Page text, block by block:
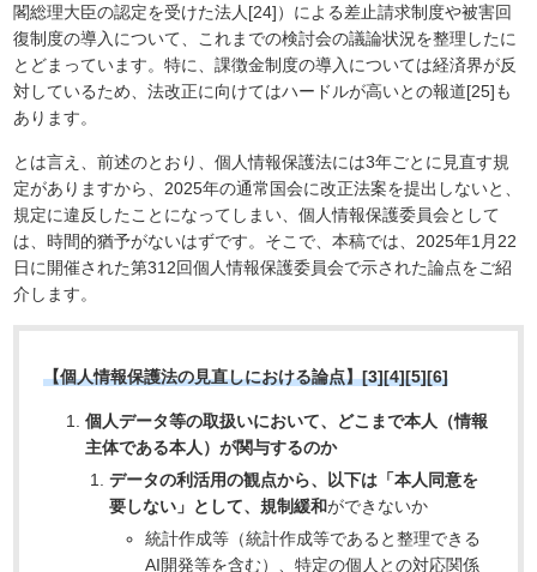
閣総理大臣の認定を受けた法人[24]）による差止請求制度や被害回
復制度の導入について、これまでの検討会の議論状況を整理したに
とどまっています。特に、課徴金制度の導入については経済界が反
対しているため、法改正に向けてはハードルが高いとの報道[25]も
あります。
とは言え、前述のとおり、個人情報保護法には3年ごとに見直す規
定がありますから、2025年の通常国会に改正法案を提出しないと、
規定に違反したことになってしまい、個人情報保護委員会として
は、時間的猶予がないはずです。そこで、本稿では、2025年1月22
日に開催された第312回個人情報保護委員会で示された論点をご紹
介します。
【個人情報保護法の見直しにおける論点】[3][4][5][6]
個人データ等の取扱いにおいて、どこまで本人（情報
主体である本人）が関与するのか
データの利活用の観点から、以下は「本人同意を
要しない」として、規制緩和ができないか
統計作成等（統計作成等であると整理できる
AI開発等を含む）、特定の個人との対応関係